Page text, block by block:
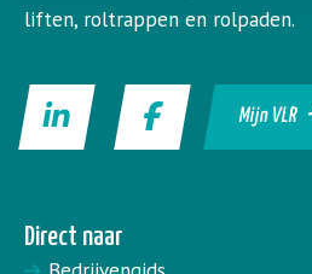
liften, roltrappen en rolpaden.
Mijn VLR
Direct naar